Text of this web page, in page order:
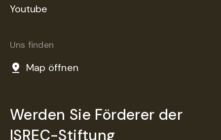
Youtube
Uns finden
Map öffnen
Werden Sie Förderer der
ISREC-Stiftung